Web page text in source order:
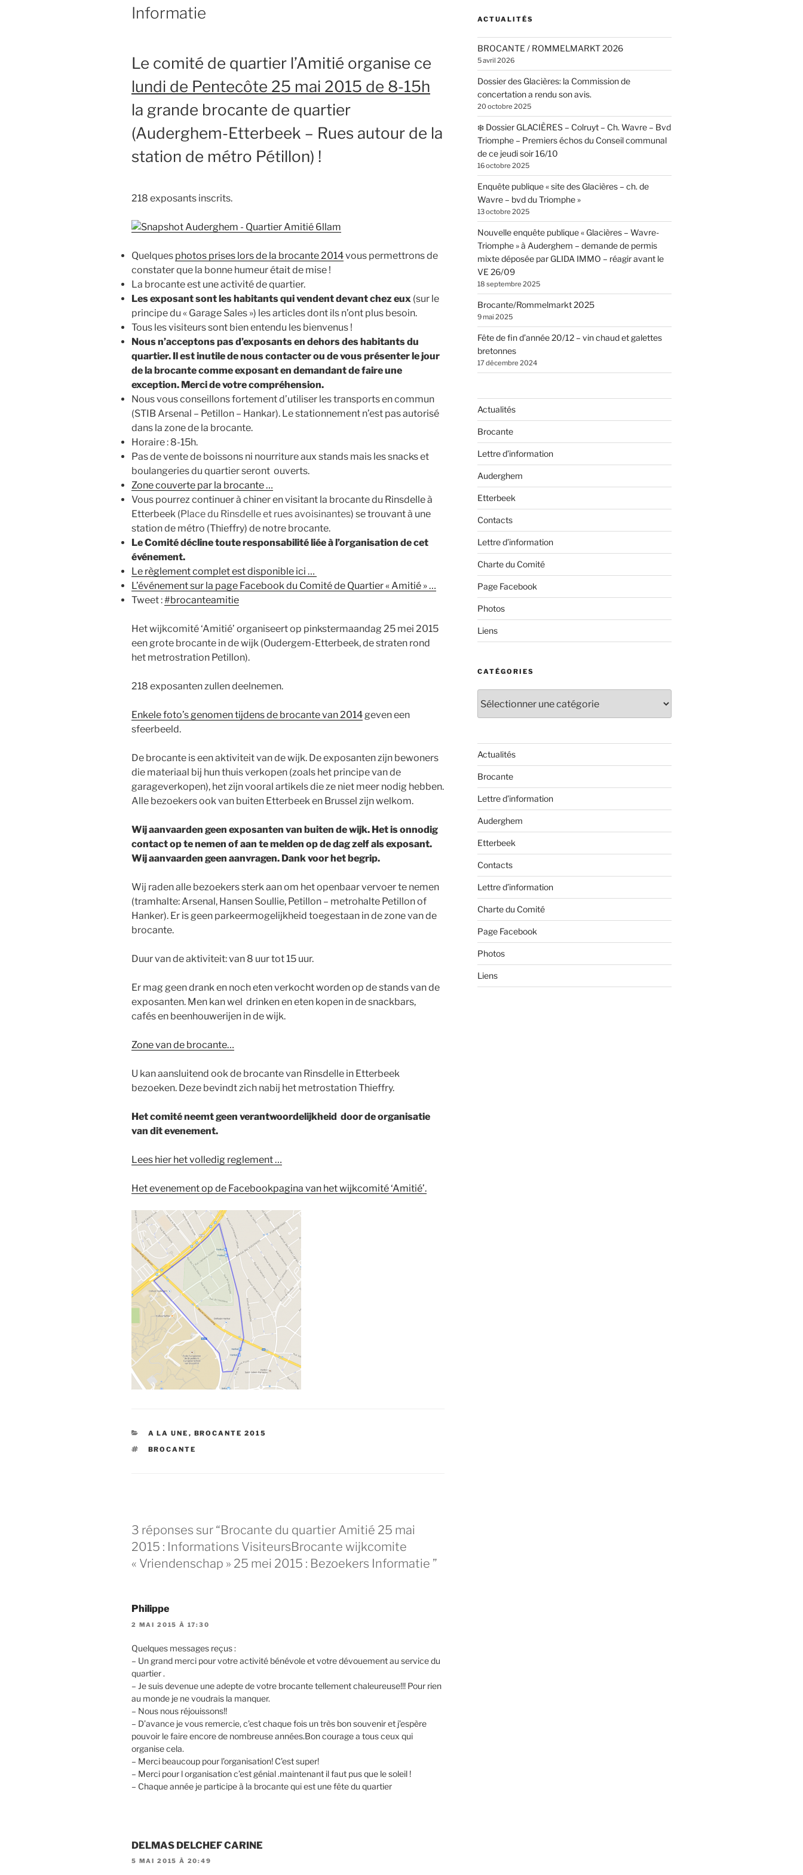
Informatie
Le comité de quartier l’Amitié organise ce
lundi de Pentecôte 25 mai 2015 de 8-15h
la grande brocante de quartier
(Auderghem-Etterbeek – Rues autour de la
station de métro Pétillon) !
218 exposants inscrits.
Quelques photos prises lors de la brocante 2014vous permettrons de
constater que la bonne humeur était de mise !
La brocante est une activité de quartier.
Les exposant sont les habitants qui vendent devant chez eux (sur le
principe du « Garage Sales ») les articles dont ils n’ont plus besoin.
Tous les visiteurs sont bien entendu les bienvenus !
Nous n’acceptons pas d’exposants en dehors des habitants du
quartier. Il est inutile de nous contacter ou de vous présenter le jour
de la brocante comme exposant en demandant de faire une
exception. Merci de votre compréhension.
Nous vous conseillons fortement d’utiliser les transports en commun
(STIB Arsenal – Petillon – Hankar). Le stationnement n’est pas autorisé
dans la zone de la brocante.
Horaire : 8-15h.
Pas de vente de boissons ni nourriture aux stands mais les snacks et
boulangeries du quartier seront ouverts.
Zone couverte par la brocante …
Vous pourrez continuer à chiner en visitant la brocante du Rinsdelle à
Etterbeek ( Place du Rinsdelle et rues avoisinantes) se trouvant à une
station de métro (Thieffry) de notre brocante.
Le Comité décline toute responsabilité liée à l’organisation de cet
événement.
Le règlement complet est disponible ici …
L’événement sur la page Facebook du Comité de Quartier « Amitié » …
Tweet :#brocanteamitie
Het wijkcomité ‘Amitié’ organiseert op pinkstermaandag 25 mei 2015
een grote brocante in de wijk (Oudergem-Etterbeek, de straten rond
het metrostration Petillon).
218 exposanten zullen deelnemen.
Enkele foto’s genomen tijdens de brocante van 2014geven een
sfeerbeeld.
De brocante is een aktiviteit van de wijk. De exposanten zijn bewoners
die materiaal bij hun thuis verkopen (zoals het principe van de
garageverkopen), het zijn vooral artikels die ze niet meer nodig hebben.
Alle bezoekers ook van buiten Etterbeek en Brussel zijn welkom.
Wij aanvaarden geen exposanten van buiten de wijk. Het is onnodig
contact op te nemen of aan te melden op de dag zelf als exposant.
Wij aanvaarden geen aanvragen. Dank voor het begrip.
Wij raden alle bezoekers sterk aan om het openbaar vervoer te nemen
(tramhalte: Arsenal, Hansen Soullie, Petillon – metrohalte Petillon of
Hanker). Er is geen parkeermogelijkheid toegestaan in de zone van de
brocante.
Duur van de aktiviteit: van 8 uur tot 15 uur.
Er mag geen drank en noch eten verkocht worden op de stands van de
exposanten. Men kan wel drinken en eten kopen in de snackbars,
cafés en beenhouwerijen in de wijk.
Zone van de brocante…
U kan aansluitend ook de brocante van Rinsdelle in Etterbeek
bezoeken. Deze bevindt zich nabij het metrostation Thieffry.
Het comité neemt geen verantwoordelijkheid door de organisatie
van dit evenement.
Lees hier het volledig reglement …
Het evenement op de Facebookpagina van het wijkcomité ‘Amitié’.
CATÉGORIES
A LA UNE , BROCANTE 2015
ÉTIQUETTES
BROCANTE
3 réponses sur “Brocante du quartier Amitié 25 mai
2015 : Informations VisiteursBrocante wijkcomite
« Vriendenschap » 25 mei 2015 : Bezoekers Informatie ”
Philippe
2 MAI 2015 À 17:30
Quelques messages reçus :
– Un grand merci pour votre activité bénévole et votre dévouement au service du
quartier .
– Je suis devenue une adepte de votre brocante tellement chaleureuse!!! Pour rien
au monde je ne voudrais la manquer.
– Nous nous réjouissons!!
– D’avance je vous remercie, c’est chaque fois un très bon souvenir et j’espère
pouvoir le faire encore de nombreuse années.Bon courage a tous ceux qui
organise cela.
– Merci beaucoup pour l’organisation! C’est super!
– Merci pour l organisation c’est génial .maintenant il faut pus que le soleil !
– Chaque année je participe à la brocante qui est une fête du quartier
DELMAS DELCHEF CARINE
5 MAI 2015 À 20:49
ACTUALITÉS
BROCANTE / ROMMELMARKT 2026
5 avril 2026
Dossier des Glacières: la Commission de
concertation a rendu son avis.
20 octobre 2025
❄️ Dossier GLACIÈRES – Colruyt – Ch. Wavre – Bvd
Triomphe – Premiers échos du Conseil communal
de ce jeudi soir 16/10
16 octobre 2025
Enquête publique « site des Glacières – ch. de
Wavre – bvd du Triomphe »
13 octobre 2025
Nouvelle enquête publique « Glacières – Wavre-
Triomphe » à Auderghem – demande de permis
mixte déposée par GLIDA IMMO – réagir avant le
VE 26/09
18 septembre 2025
Brocante/Rommelmarkt 2025
9 mai 2025
Fête de fin d’année 20/12 – vin chaud et galettes
bretonnes
17 décembre 2024
Actualités
Brocante
Lettre d’information
Auderghem
Etterbeek
Contacts
Lettre d’information
Charte du Comité
Page Facebook
Photos
Liens
CATÉGORIES
Actualités
Brocante
Lettre d’information
Auderghem
Etterbeek
Contacts
Lettre d’information
Charte du Comité
Page Facebook
Photos
Liens